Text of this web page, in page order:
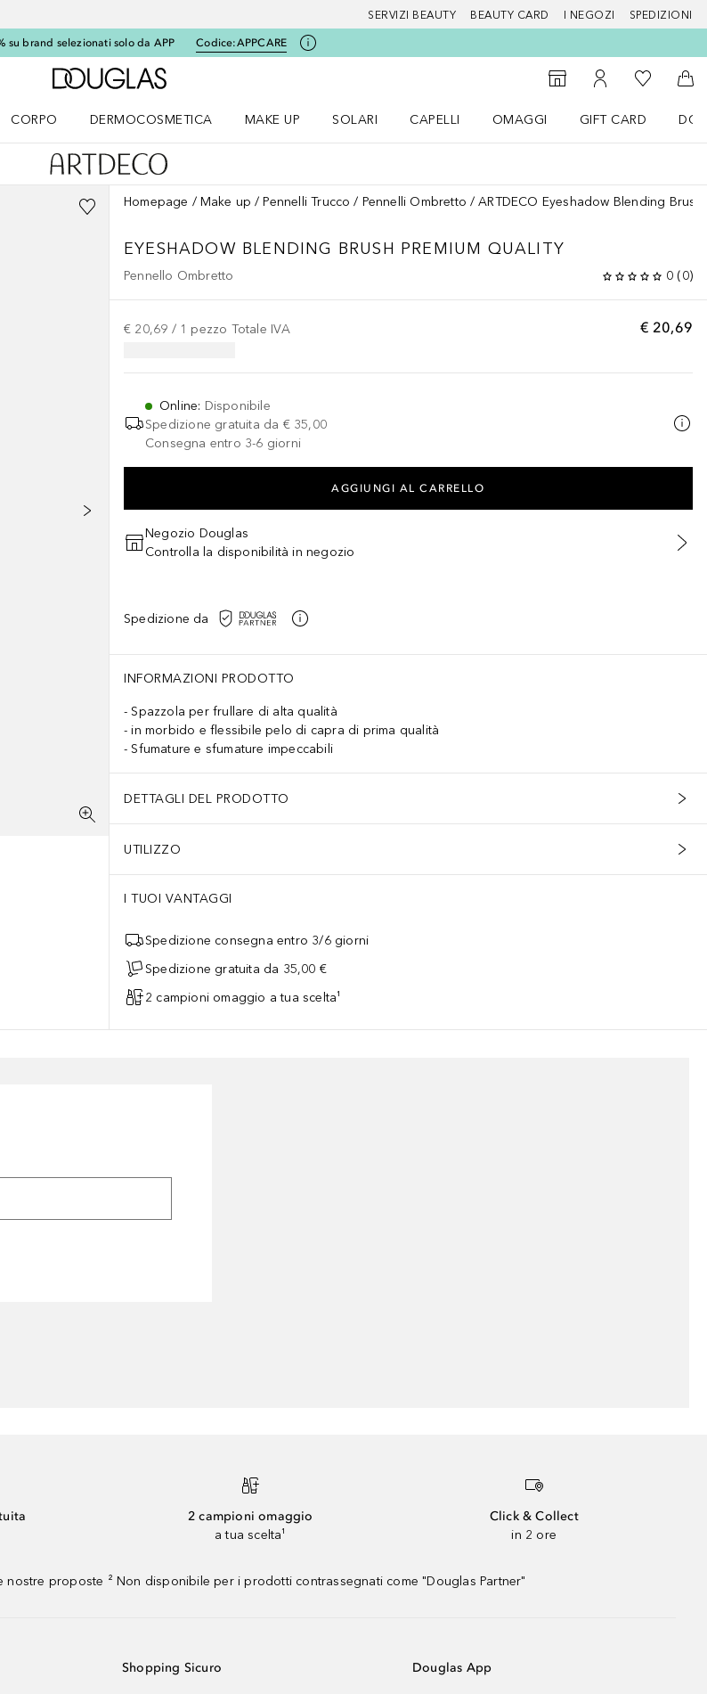
SERVIZI BEAUTY BEAUTY CARD I NEGOZI SPEDIZIONI
su brand selezionati solo da APP Codice:APPCARE
A Douglas Home
StorefinderAl Mio Account
Alla Mia
Al
CORPO
DERMOCOSMETICA
MAKE UP
SOLARI
CAPELLI
OMAGGI
GIFT CARD
Homepage Make up Pennelli Trucco Pennelli Ombretto ARTDECO Eyeshadow Blending Brush
EYESHADOW BLENDING BRUSH PREMIUM QUALITY
Pennello Ombretto 0 (0)
€ 20,69
€ 20,69 / 1 pezzo Totale IVA
Online: Disponibile
Spedizione gratuita da € 35,00
Consegna entro 3-6 giorni
AGGIUNGI AL CARRELLO
Negozio Douglas
Controlla la disponibilità in negozio
Spedizione da
INFORMAZIONI PRODOTTO
Spazzola per frullare di alta qualità
in morbido e flessibile pelo di capra di prima qualità
Sfumature e sfumature impeccabili
DETTAGLI DEL PRODOTTO
UTILIZZO
I TUOI VANTAGGI
Spedizione consegna entro 3/6 giorni
Spedizione gratuita da 35,00 €
2 campioni omaggio a tua scelta¹
2 campioni omaggio
a tua scelta¹
Click & Collect
in 2 ore
proposte ² Non disponibile per i prodotti contrassegnati come "Douglas Partner"
Shopping Sicuro Douglas App